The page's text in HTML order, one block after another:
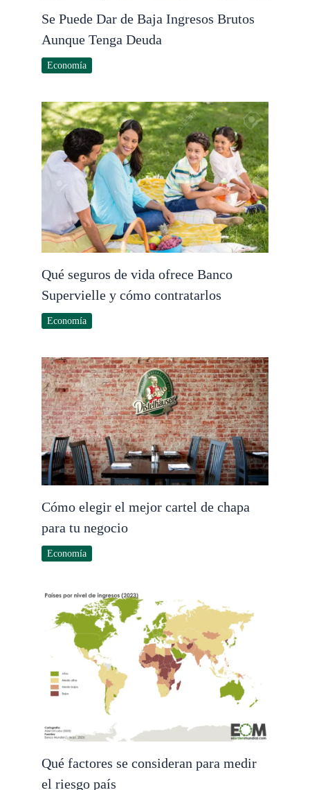
Se Puede Dar de Baja Ingresos Brutos
Aunque Tenga Deuda
Economía
Qué seguros de vida ofrece Banco
Supervielle y cómo contratarlos
Economía
Cómo elegir el mejor cartel de chapa
para tu negocio
Economía
Qué factores se consideran para medir
el riesgo país